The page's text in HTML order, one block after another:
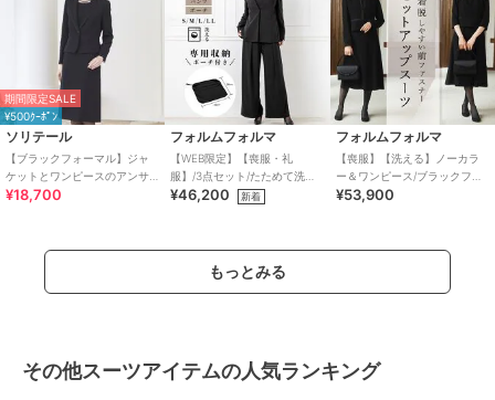
期間限定SALE
¥500ｸｰﾎﾟﾝ
ソリテール
【ブラックフォーマル】ジャ
ケットとワンピースのアンサ
ンブル/卒業式/卒園式/喪服
¥18,700
フォルムフォルマ
【WEB限定】【喪服・礼
服】/3点セット/たためて洗え
るブラックフォーマル /卒業式/
¥46,200 新着
フォルムフォルマ
【喪服】【洗える】ノーカラ
ー＆ワンピース/ブラックフォ
ーマル/七五三/セレモニー/オー
¥53,900
もっとみる
その他スーツアイテムの人気ランキング